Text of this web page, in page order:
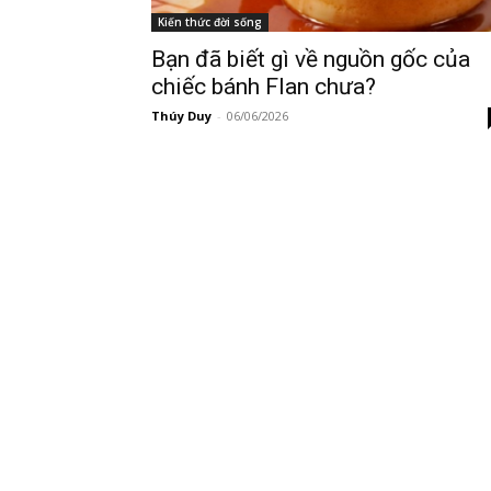
Kiến thức đời sống
Bạn đã biết gì về nguồn gốc của
chiếc bánh Flan chưa?
Thúy Duy - 06/06/2026